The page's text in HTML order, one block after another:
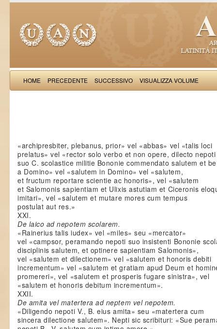
HOME PRECEDENTE SUCCESSIVO VISUALIZZA VOLUME
«archipresbiter, plebanus, prior» vel «abbas» vel «talis loci
prelatus» vel «rector solo verbo et non opere, dilecto nepoti
suo C. scolastice militie Bononie commendato salutem et
a Domino» vel «salutem in Domino» vel «salutem,
et fructum reportare scientie ac honoris», vel «salutem
et Salomonis sapientiam et Ulixis astutiam et Ciceronis
imitari», vel «salutem et mutare mores cum tempus
postulat aut res.»
XXI.
De laico ad nepotem scolarem.
«Rainerius talis iudex» vel «miles» seu «mercator»
vel «campsor, peramando nepoti suo insistenti Bononie
disciplinis salutem, et optinere sapientiam Salomonis»,
vel «salutem et dilectionem» vel «salutem et honoris debiti
incrementum» vel «salutem et gratiam apud Deum et
promereri», vel «salutem et prosperis fugare sinistra», vel
«salutem et honoris debitum incrementum».
XXII.
De amita vel matertera ad neptem vel nepotem.
«Diligendo nepoti V., B. eius amita» seu «matertera cum
sincera dilectione salutem». Nepti sic scribituri: «Sue